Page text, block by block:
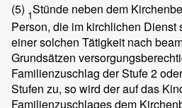
(5) 1Stünde neben dem
Person, die im kirchlichen Dienst
einer solchen Tätigkeit nach
Grundsätzen
Familienzuschlag der Stufe 2
Stufen zu, so wird der auf das
Familienzuschlages dem